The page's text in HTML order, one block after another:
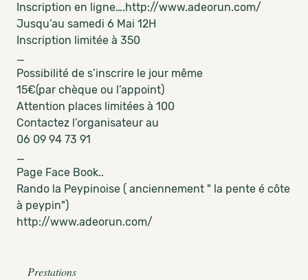
Inscription en ligne….http://www.adeorun.com/
Jusqu’au samedi 6 Mai 12H
Inscription limitée à 350
_
Possibilité de s’inscrire le jour même
15€(par chèque ou l’appoint)
Attention places limitées à 100
Contactez l’organisateur au
06 09 94 73 91
_
Page Face Book..
Rando la Peypinoise ( anciennement " la pente é côte
à peypin")
http://www.adeorun.com/
Prestations